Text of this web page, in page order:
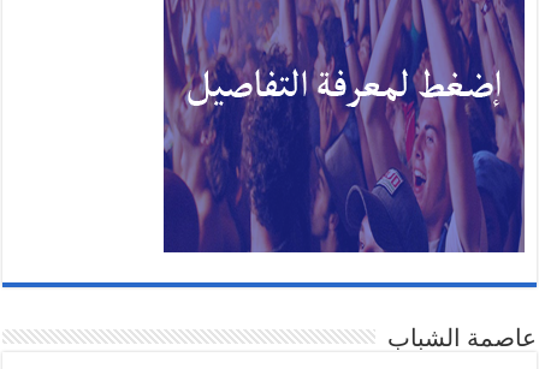
عاصمة الشباب